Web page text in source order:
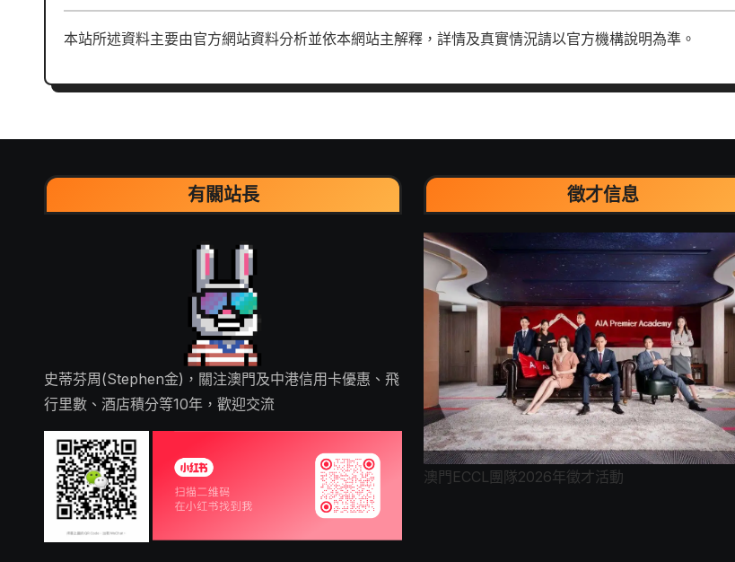
本站所述資料主要由官方網站資料分析並依本網站主解釋，詳情及真實情況請以官方機構說明為準。
有關站長
史蒂芬周(Stephen金)，關注澳門及中港信用卡優惠、飛
行里數、酒店積分等10年，歡迎交流
徵才信息
澳門ECCL團隊2026年徵才活動